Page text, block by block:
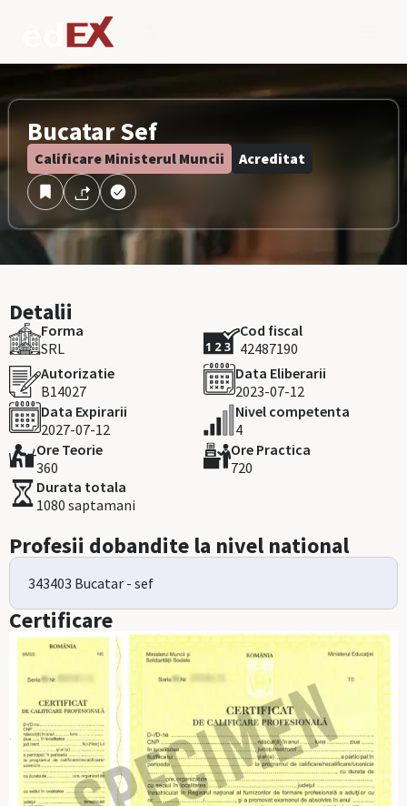
Bucatar Sef
Calificare Ministerul Muncii Acreditat
Detalii
Forma
SRL
Cod fiscal
42487190
Autorizatie
B14027
Data Eliberarii
2023-07-12
Data Expirarii
2027-07-12
Nivel competenta
4
Ore Teorie
360
Ore Practica
720
Durata totala
1080 saptamani
Profesii dobandite la nivel national
343403 Bucatar - sef
Certificare